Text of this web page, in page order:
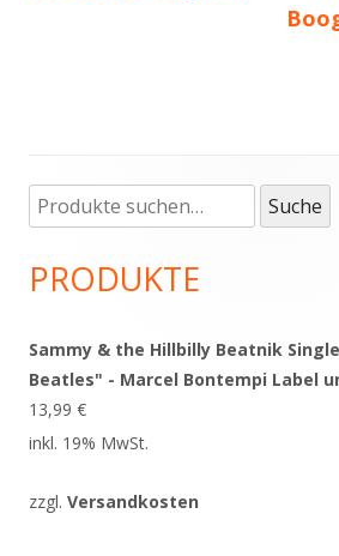
Haupt-
Seitenleiste
Suche
nach:
Suche
PRODUKTE
Sammy & the Hillbilly Beatnik
Beatles" - Marcel Bontempi Label
13,99 €
inkl. 19% MwSt.
zzgl. Versandkosten